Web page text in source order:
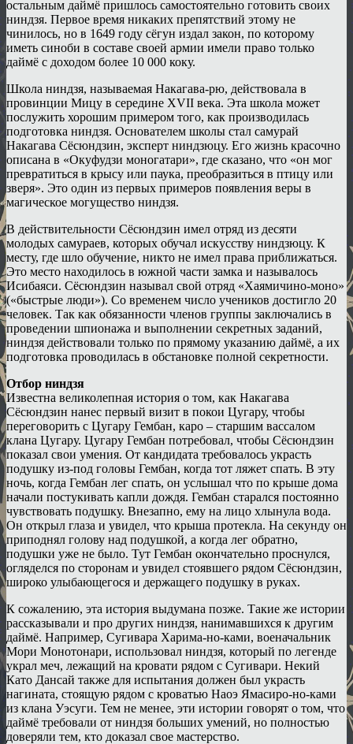
остальным даймё пришлось самостоятельно готовить своих
ниндзя. Первое время никаких препятствий этому не
чинилось, но в 1649 году сёгун издал закон, по которому
иметь синоби в составе своей армии имели право только
даймё с доходом более 10 000 коку.
Школа ниндзя, называемая Накагава-рю, действовала в
провинции Мицу в середине XVII века. Эта школа может
послужить хорошим примером того, как производилась
подготовка ниндзя. Основателем школы стал самурай
Накагава Сёсюндзин, эксперт ниндзюцу. Его жизнь красочно
описана в «Окуфудзи моногатари», где сказано, что «он мог
превратиться в крысу или паука, преобразиться в птицу или
зверя». Это один из первых примеров появления веры в
магическое могущество ниндзя.
В действительности Сёсюндзин имел отряд из десяти
молодых самураев, которых обучал искусству ниндзюцу. К
месту, где шло обучение, никто не имел права приближаться.
Это место находилось в южной части замка и называлось
Исибаяси. Сёсюндзин называл свой отряд «Хаямичино-моно»
(«быстрые люди»). Со временем число учеников достигло 20
человек. Так как обязанности членов группы заключались в
проведении шпионажа и выполнении секретных заданий,
ниндзя действовали только по прямому указанию даймё, а их
подготовка проводилась в обстановке полной секретности.
Отбор ниндзя
Известна великолепная история о том, как Накагава
Сёсюндзин нанес первый визит в покои Цугару, чтобы
переговорить с Цугару Гембан, каро – старшим вассалом
клана Цугару. Цугару Гембан потребовал, чтобы Сёсюндзин
показал свои умения. От кандидата требовалось украсть
подушку из-под головы Гембан, когда тот ляжет спать. В эту
ночь, когда Гембан лег спать, он услышал что по крыше дома
начали постукивать капли дождя. Гембан старался постоянно
чувствовать подушку. Внезапно, ему на лицо хлынула вода.
Он открыл глаза и увидел, что крыша протекла. На секунду он
приподнял голову над подушкой, а когда лег обратно,
подушки уже не было. Тут Гембан окончательно проснулся,
огляделся по сторонам и увидел стоявшего рядом Сёсюндзин,
широко улыбающегося и держащего подушку в руках.
К сожалению, эта история выдумана позже. Такие же истории
рассказывали и про других ниндзя, нанимавшихся к другим
даймё. Например, Сугивара Харима-но-ками, военачальник
Мори Монотонари, использовал ниндзя, который по легенде
украл меч, лежащий на кровати рядом с Сугивари. Некий
Като Дансай также для испытания должен был украсть
нагината, стоящую рядом с кроватью Наоэ Ямасиро-но-ками
из клана Уэсуги. Тем не менее, эти истории говорят о том, что
даймё требовали от ниндзя больших умений, но полностью
доверяли тем, кто доказал свое мастерство.